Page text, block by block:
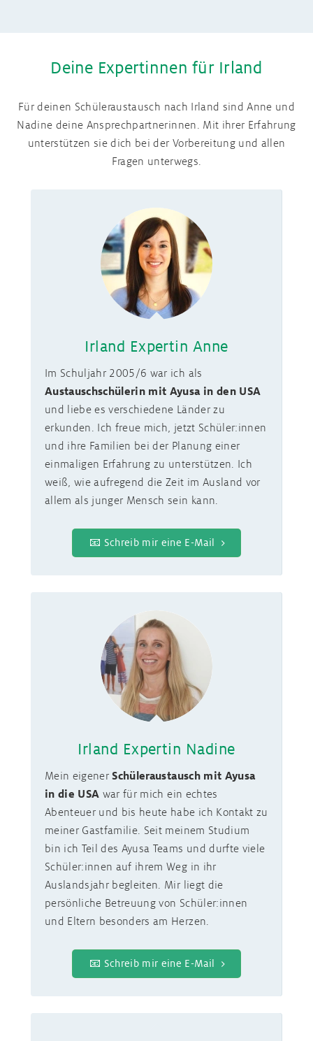
Deine Expertinnen für Irland
Für deinen Schüleraustausch nach Irland sind Anne und
Nadine deine Ansprechpartnerinnen. Mit ihrer Erfahrung
unterstützen sie dich bei der Vorbereitung und allen
Fragen unterwegs.
Irland Expertin Anne
Im Schuljahr 2005/6 war ich als
Austauschschülerin mit Ayusa in den USA
und liebe es verschiedene Länder zu
erkunden. Ich freue mich, jetzt Schüler:innen
und ihre Familien bei der Planung einer
einmaligen Erfahrung zu unterstützen. Ich
weiß, wie aufregend die Zeit im Ausland vor
allem als junger Mensch sein kann.
📧 Schreib mir eine E-Mail
Irland Expertin Nadine
Mein eigenerSchüleraustausch mit Ayusa
in die USA war für mich ein echtes
Abenteuer und bis heute habe ich Kontakt zu
meiner Gastfamilie. Seit meinem Studium
bin ich Teil des Ayusa Teams und durfte viele
Schüler:innen auf ihrem Weg in ihr
Auslandsjahr begleiten. Mir liegt die
persönliche Betreuung von Schüler:innen
und Eltern besonders am Herzen.
📧 Schreib mir eine E-Mail